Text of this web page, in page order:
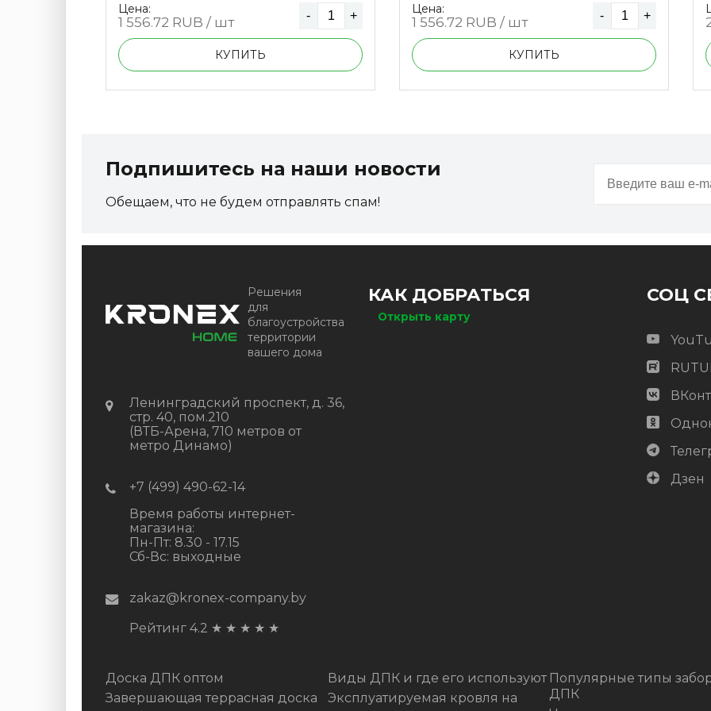
Цена:
1 556.72 RUB / шт - +
КУПИТЬ
Цена:
1 556.72 RUB / шт - +
КУПИТЬ
Подпишитесь на наши новости
Обещаем, что не будем отправлять спам!
Решения
для
благоустройства
территории
вашего дома
Ленинградский проспект, д. 36,
стр. 40, пом.210
(ВТБ-Арена, 710 метров от
метро Динамо)
+7 (499) 490-62-14
Время работы интернет-
магазина:
Пн-Пт: 8.30 - 17.15
Сб-Вс: выходные
zakaz@kronex-company.by
Рейтинг 4.2 ★ ★ ★ ★ ★
КАК ДОБРАТЬСЯ
Открыть карту
СОЦ
Дзен
Доска ДПК оптом
Завершающая террасная доска
Виды ДПК и где его используют
Эксплуатируемая кровля на
Популярные типы
ДПК